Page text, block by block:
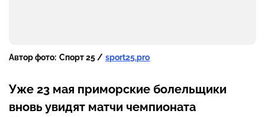
Автор фото: Спорт 25 / sport25.pro
Уже 23 мая приморские болельщики
вновь увидят матчи чемпионата